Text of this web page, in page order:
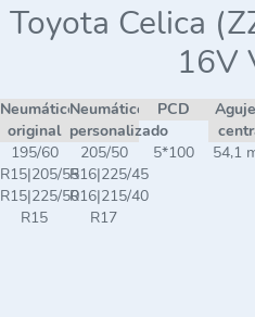
Toyota Celica
16V
Neumático
original
Neumático
personalizado
PCD
195/60
R15|205/55
R15|225/50
R15
205/50
R16|225/45
R16|215/40
R17
5*100 54,1